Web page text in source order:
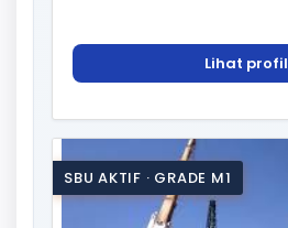
Lihat profil
SBU AKTIF · GRADE M1